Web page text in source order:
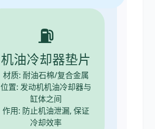
⛽
机油冷却器垫片
材质: 耐油石棉/复合金属
位置: 发动机机油冷却器与
缸体之间
作用: 防止机油泄漏, 保证
冷却效率